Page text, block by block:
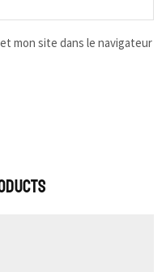
mon site dans le navigateur